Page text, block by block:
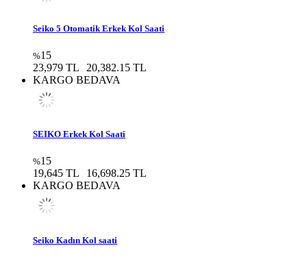
Seiko 5 Otomatik Erkek Kol Saati
%15
23,979 TL
20,382.15 TL
KARGO BEDAVA
SEIKO Erkek Kol Saati
%15
19,645 TL
16,698.25 TL
KARGO BEDAVA
Seiko Kadın Kol saati